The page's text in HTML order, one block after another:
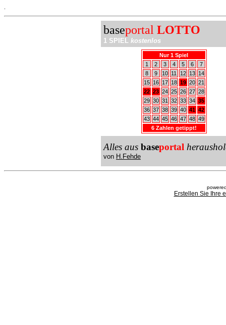
baseportal LOTTO
1 SPIEL kostenlos
Nur 1 Spiel
1
2 3 4 5 6
7
8
9 10 11 12 13
14
15
16 17 18 19 20 21
22 23 24 25 26 27 28
29 30 31 32 33 34 35
36 37 38 39 40 41 42
43 44 45 46 47 48 49
6 Zahlen getippt!
Alles aus baseportal
von H.Fehde
Erstellen Sie Ihre